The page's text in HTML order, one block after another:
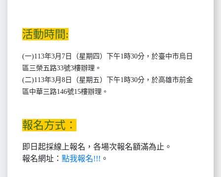
活動時間:
(一)113年3月7日（星期四）下午1時30分，於臺中市烏日
區三榮五路33號3樓辦理。
(二)113年3月8日（星期五）下午1時30分，於高雄市前金
區中華三路146號15樓辦理。
報名方式：
即日起採線上報名，各場次報名額滿為止。
報名網址： 點我報名!!! 。